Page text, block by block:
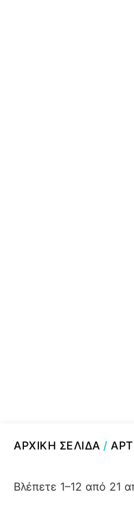
ΑΡΧΙΚΉ ΣΕΛΊΔΑ /
Βλέπετε 1–12 από 21